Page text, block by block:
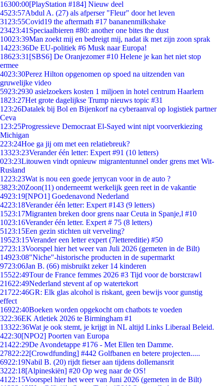
16300:00[PlayStation #184] Nieuw deel
4523:57Abdul A. (27) als afperser "Fleur" door het leven
31 23:55Covid19 the aftermath #17 bananenmilkshake
23423:41 Speciaalbieren #80: another one bites the dust
10023:39Man zoekt mij en bedreigt mij, nadat ik met zijn zoon sprak
14223:36De EU-politiek #6 Musk naar Europa!
18623:31 [SBS6] De Oranjezomer #10 Helene je kan het niet stop
ermee
4023:30Perez Hilton opgenomen op spoed na uitzenden van
gruwelijke video
5923:2930 asielzoekers kosten 1 miljoen in hotel centrum Haarlem
1823:27Het grote dagelijkse Trump nieuws topic #31
1 23:26Datalek bij Bol en Bijenkorf na cyberaanval op logistiek partner
Ceva
1 23:25Progressieve Democraat El-Sayed wint nipt voorverkiezing
Michigan
223:24Hoe ga jij om met een relatiebreuk?
13323:23Verander één letter: Expert #91 (10 letters)
023:23Litouwen vindt opnieuw migrantentunnel onder grens met Wit-
Rusland
1223:23Wat is nou een goede jerrycan voor in de auto ?
3823:20Zoon(11) onderneemt werkelijk geen reet in de vakantie
4923:19[NPO1] Goedenavond Nederland
4223:18Verander één letter: Expert #143 (9 letters)
1523:17Migranten breken door grens naar Ceuta in Spanje,l #10
1023:16Verander één letter. Expert # 75 (8 letters)
51 23:15Een gezin stichten uit verveling?
19523:15Verander een letter expert (7lettereditie) #50
2723:13Voorspel hier het weer van Juli 2026 (gemeten in de Bilt)
14923:08"Niche"-historische producten in de supermarkt
9723:06Jan B. (66) misbruikt zeker 14 kinderen
15522:49Tour de France femmes 2026 #3 Tijd voor de borstcrawl
21622:49Nederland stevent af op watertekort
21722:46GR: Elk glas alcohol is riskant, geen bewijs voor gunstig
effect
16922:40Boeken worden opgekocht om chatbots te voeden
322:36EK Atletiek 2026 te Birmingham #1
13322:36Wat je ook stemt, je krijgt in NL altijd Links Liberaal Beleid.
422:30[NPO2] Poorten van Europa
21422:29De Avondetappe #176 - Met Ellen ten Damme.
27822:22[Crowdfunding] #442 Golfbanen en betere projecten.....
6922:19Nabil B. (20) rijdt fietser aan tijdens dollemansrit
3222:18[Alpineskiën] #20 Op weg naar de OS!
41 22:15Voorspel hier het weer van Juni 2026 (gemeten in de Bilt)